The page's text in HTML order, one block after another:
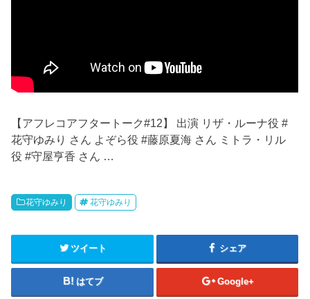
【アフレコアフタートーク#12】 出演 リザ・ルーナ役 #
花守ゆみり さん よぞら役 #藤原夏海 さん ミトラ・リル
役 #守屋亨香 さん …
花守ゆみり 花守ゆみり
ツイート シェア
はてブ Google+